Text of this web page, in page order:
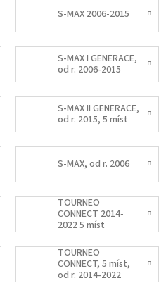
S-MAX 2006-2015
S-MAX I GENERACE,
od r. 2006-2015
S-MAX II GENERACE,
od r. 2015, 5 míst
S-MAX, od r. 2006
TOURNEO
CONNECT 2014-
2022 5 míst
TOURNEO
CONNECT, 5 míst,
od r. 2014-2022